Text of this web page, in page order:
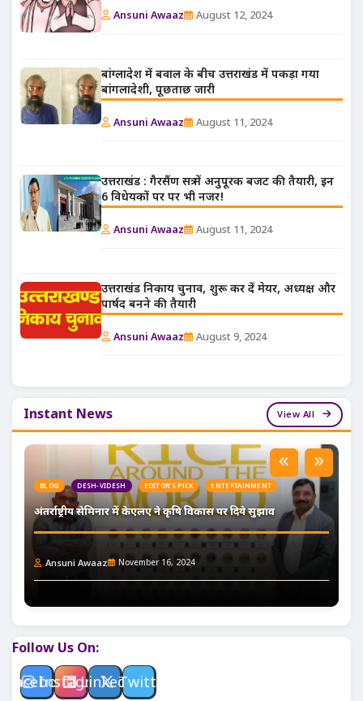
Ansuni Awaaz August 12, 2024
बांग्लादेश में बवाल के बीच उत्तराखंड में पकड़ा गया
बांगलादेशी, पूछताछ जारी
Ansuni Awaaz August 11, 2024
उत्तराखंड : गैरसैंण सत्र में अनुपूरक बजट की तैयारी, इन
6 विधेयकों पर पर भी नजर!
Ansuni Awaaz August 11, 2024
उत्तराखंड निकाय चुनाव, शुरू कर दें मेयर, अध्यक्ष और
पार्षद बनने की तैयारी
Ansuni Awaaz August 9, 2024
Instant News View All
BLOG DESH-VIDESH EDITOR'S PICK ENTERTAINMENT
अंतर्राष्ट्रीय सेमिनार में केएलए ने कृषि विकास पर दिये सुझाव
Ansuni Awaaz November 16, 2024
Follow Us On:
Facebook
Instagram
LinkedinTwitter